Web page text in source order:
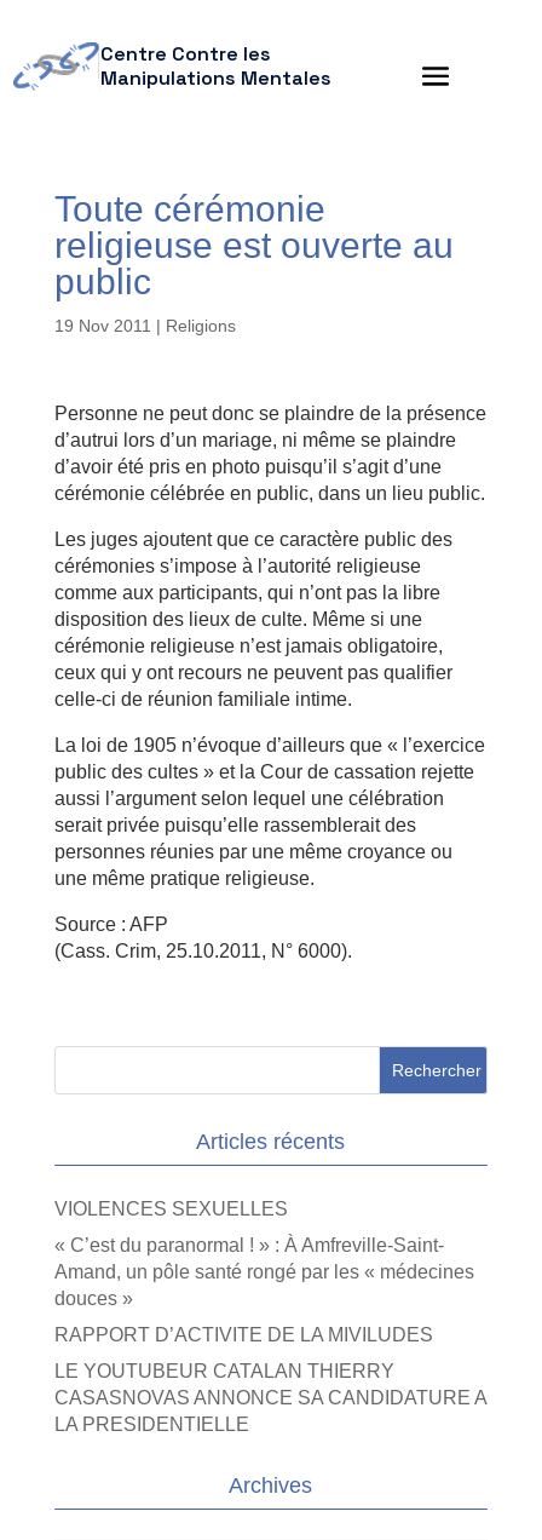
Centre Contre les
Manipulations Mentales
Toute cérémonie
religieuse est ouverte au
public
19 Nov 2011 | Religions
Personne ne peut donc se plaindre de la présence
d’autrui lors d’un mariage, ni même se plaindre
d’avoir été pris en photo puisqu’il s’agit d’une
cérémonie célébrée en public, dans un lieu public.
Les juges ajoutent que ce caractère public des
cérémonies s’impose à l’autorité religieuse
comme aux participants, qui n’ont pas la libre
disposition des lieux de culte. Même si une
cérémonie religieuse n’est jamais obligatoire,
ceux qui y ont recours ne peuvent pas qualifier
celle-ci de réunion familiale intime.
La loi de 1905 n’évoque d’ailleurs que « l’exercice
public des cultes » et la Cour de cassation rejette
aussi l’argument selon lequel une célébration
serait privée puisqu’elle rassemblerait des
personnes réunies par une même croyance ou
une même pratique religieuse.
Source : AFP
(Cass. Crim, 25.10.2011, N° 6000).
Articles récents
VIOLENCES SEXUELLES
« C’est du paranormal ! » : À Amfreville-Saint-
Amand, un pôle santé rongé par les « médecines
douces »
RAPPORT D’ACTIVITE DE LA MIVILUDES
LE YOUTUBEUR CATALAN THIERRY
CASASNOVAS ANNONCE SA CANDIDATURE A
LA PRESIDENTIELLE
Archives